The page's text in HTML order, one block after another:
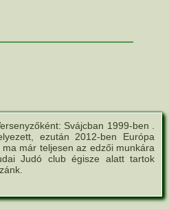
Svájcban 1999-ben .
ezután 2012-ben Európa
már teljesen az edzői munkára
Judó club égisze alatt tartok